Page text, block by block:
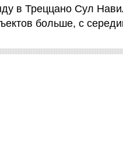
в Треццано Сул
больше, с